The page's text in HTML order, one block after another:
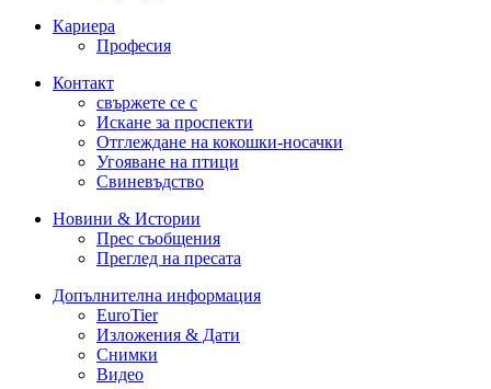
Кариера
Професия
Контакт
свържете се с
Искане за проспекти
Отглеждане на кокошки-носачки
Угояване на птици
Свиневъдство
Новини & Истории
Прес съобщения
Преглед на пресата
Допълнителна информация
EuroTier
Изложения & Дати
Снимки
Видео